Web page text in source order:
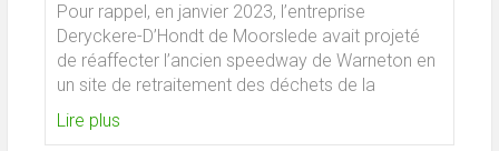
Pour rappel, en janvier 2023, l’entreprise
Deryckere-D’Hondt de Moorslede avait projeté
de réaffecter l’ancien speedway de Warneton en
un site de retraitement des déchets de la
Lire plus